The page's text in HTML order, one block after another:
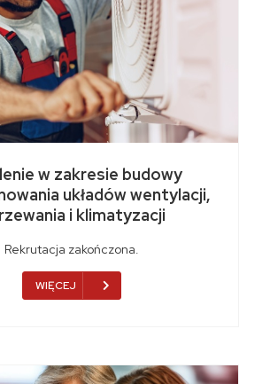
w zakresie budowy
układów wentylacji,
i klimatyzacji
Rekrutacja zakończona.
WIĘCEJ